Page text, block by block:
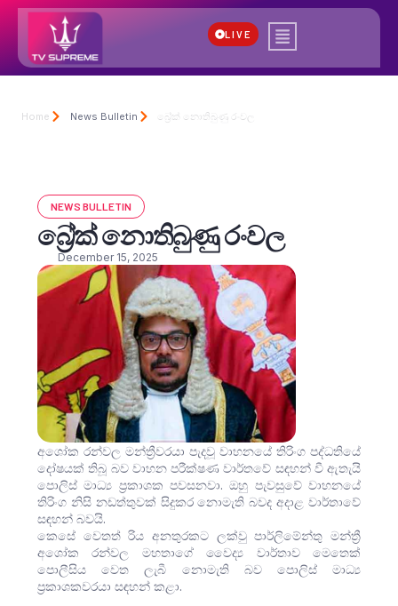
LIVE
Home News Bulletin බ්‍රේක් නොතිබුණු රංවල
NEWS BULLETIN
බ්‍රේක් නොතිබුණු රංවල
December 15, 2025
අශෝක රන්වල මන්ත්‍රීවරයා පැදවූ වාහනයේ තිරිංග පද්ධතියේ
දෝෂයක් තිබූ බව වාහන පරීක්ෂණ වාර්තවේ සඳහන් වී ඇතැයි
පොලිස් මාධ්‍ය ප්‍රකාශක පවසනවා. ඔහු පැවසුවේ වාහනයේ
තිරිංග නිසි නඩත්තුවක් සිදුකර නොමැති බවද අදාළ වාර්තාවේ
සඳහන් බවයි.
කෙසේ වෙතත් රිය අනතුරකට ලක්වු පාර්ලිමේන්තු මන්ත්‍රී
අශෝක රන්වල මහතාගේ වෛද්‍ය වාර්තාව මෙතෙක්
පොලීසිය වෙත ලැබී නොමැති බව පොලිස් මාධ්‍ය
ප්‍රකාශකවරයා සඳහන් කළා.